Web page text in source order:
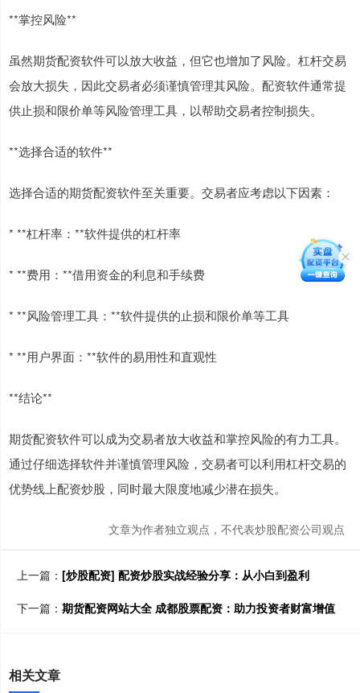
**掌控风险**
虽然期货配资软件可以放大收益，但它也增加了风险。杠杆交易
会放大损失，因此交易者必须谨慎管理其风险。配资软件通常提
供止损和限价单等风险管理工具，以帮助交易者控制损失。
**选择合适的软件**
选择合适的期货配资软件至关重要。交易者应考虑以下因素：
* **杠杆率：**软件提供的杠杆率
* **费用：**借用资金的利息和手续费
* **风险管理工具：**软件提供的止损和限价单等工具
* **用户界面：**软件的易用性和直观性
**结论**
期货配资软件可以成为交易者放大收益和掌控风险的有力工具。
通过仔细选择软件并谨慎管理风险，交易者可以利用杠杆交易的
优势线上配资炒股，同时最大限度地减少潜在损失。
文章为作者独立观点，不代表炒股配资公司观点
上一篇： [炒股配资] 配资炒股实战经验分享：从小白到盈利
下一篇： 期货配资网站大全 成都股票配资：助力投资者财富增值
相关文章